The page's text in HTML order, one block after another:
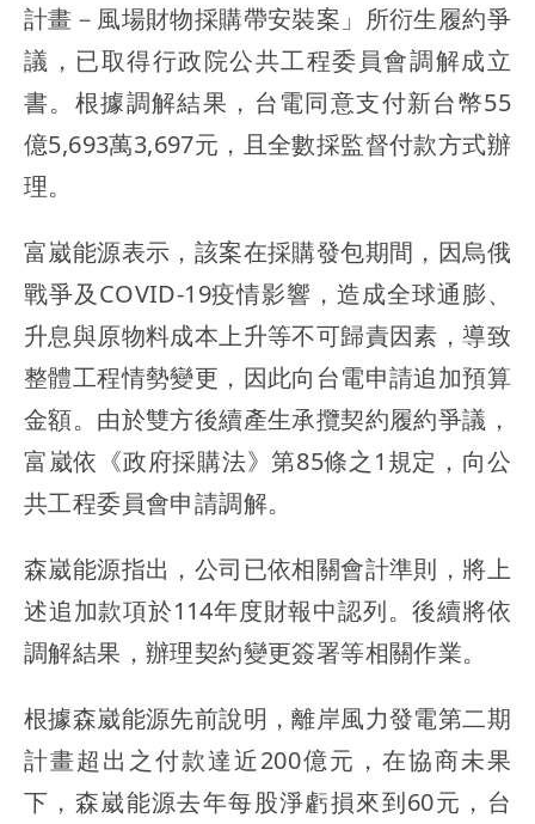
計畫－風場財物採購帶安裝案」所衍生履約爭
議，已取得行政院公共工程委員會調解成立
書。根據調解結果，台電同意支付新台幣55
億5,693萬3,697元，且全數採監督付款方式辦
理。
富崴能源表示，該案在採購發包期間，因烏俄
戰爭及COVID-19疫情影響，造成全球通膨、
升息與原物料成本上升等不可歸責因素，導致
整體工程情勢變更，因此向台電申請追加預算
金額。由於雙方後續產生承攬契約履約爭議，
富崴依《政府採購法》第85條之1規定，向公
共工程委員會申請調解。
森崴能源指出，公司已依相關會計準則，將上
述追加款項於114年度財報中認列。後續將依
調解結果，辦理契約變更簽署等相關作業。
根據森崴能源先前說明，離岸風力發電第二期
計畫超出之付款達近200億元，在協商未果
下，森崴能源去年每股淨虧損來到60元，台